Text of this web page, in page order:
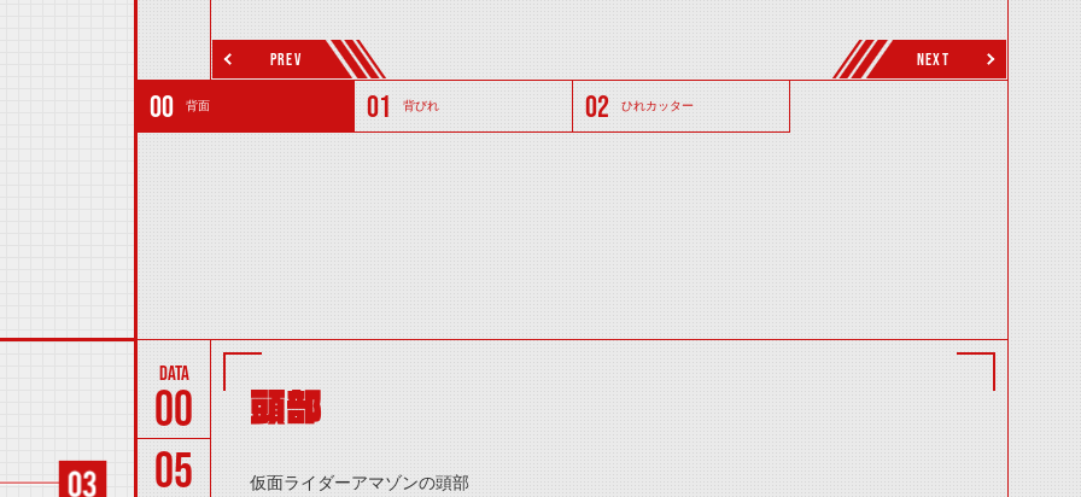
PREV NEXT
背面 背びれ ひれカッター
00
05
頭部
仮面ライダーアマゾンの頭部